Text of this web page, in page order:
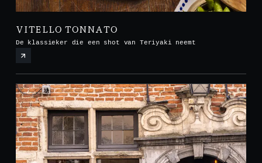
VITELLO TONNATO
De klassieker die een shot van Teriyaki neemt